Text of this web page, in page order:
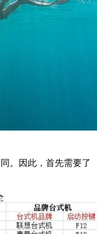
。因此，首先需要了